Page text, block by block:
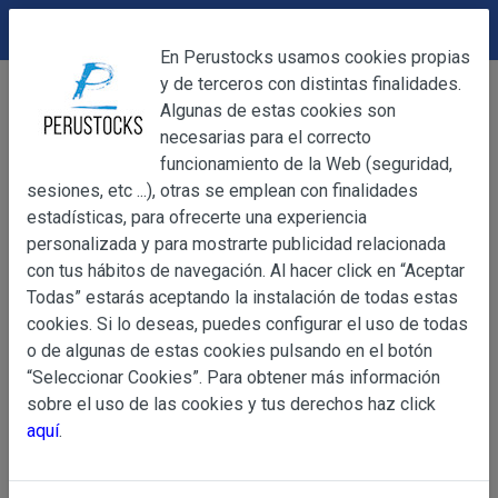
Alimentación
Harinas
Almidón de Yuca Chipero Tradicional Codipsa 1Kg
OBJETO
Información
Básica
sobre
de Datos
OBJETO
Las presentes Condiciones Generales regulan la
web www.perustocks.es, del que es titular ALBERT
YACARINE (en adelante, PERUSTOCKS).
La adquisición de cualesquiera de los productos
DEVOLUCIONES
En Perustocks usamos cookies propias
y de terceros con distintas finalidades.
Algunas de estas cookies son
necesarias para el correcto
funcionamiento de la Web (seguridad,
sesiones, etc ...), otras se emplean con finalidades
estadísticas, para ofrecerte una experiencia
personalizada y para mostrarte publicidad relacionada
con tus hábitos de navegación. Al hacer click en “Aceptar
Todas” estarás aceptando la instalación de todas estas
cookies. Si lo deseas, puedes configurar el uso de todas
o de algunas de estas cookies pulsando en el botón
“Seleccionar Cookies”. Para obtener más información
sobre el uso de las cookies y tus derechos haz click
aquí.